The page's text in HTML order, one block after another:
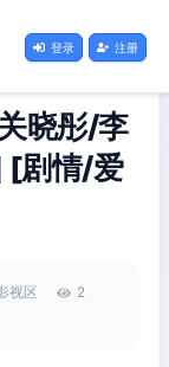
登录 注册
晓彤/李
[剧情/爱
视区
2